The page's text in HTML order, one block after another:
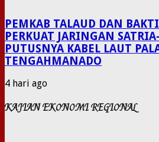
PEMKAB TALAUD DAN
PERKUAT JARINGAN
PUTUSNYA KABEL LAUT
TENGAHMANADO
4 hari ago
KAJIAN EKONOMI REGIONAL